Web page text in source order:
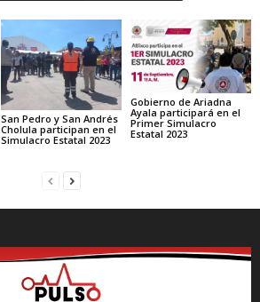
San Pedro y San Andrés
Cholula participan en el
Simulacro Estatal 2023
Gobierno de Ariadna
Ayala participará en el
Primer Simulacro
Estatal 2023